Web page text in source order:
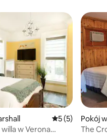
Średnia ocena:
5 (5)
w Verona
Pokój
The